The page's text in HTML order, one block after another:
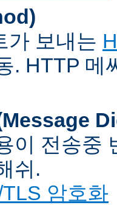
가 보내는
. HTTP 메
이 전송중
쉬.
암호화